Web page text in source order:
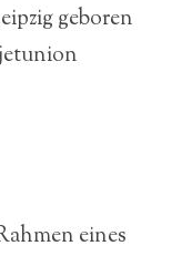
geboren
eines